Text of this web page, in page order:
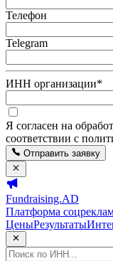
Телефон
Telegram
ИНН организации*
Я согласен на
соответствии с
Отправить заявку
Fundraising.AD
Платформа
ЦеныРезультаты